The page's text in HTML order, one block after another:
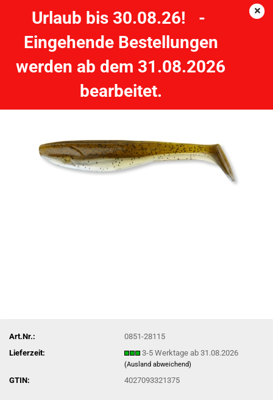
Urlaub bis 30.08.26! -
Eingehende Bestellungen
werden ab dem 31.08.2026
bearbeitet.
CORMORAN K-Don Turbo Tail S9 - 8cm green-ayu - 5 Stück
CORMORAN
Art.Nr.:
0851-28115
Lieferzeit:
3-5 Werktage ab 31.08.2026
(Ausland abweichend)
GTIN: 4027093321375